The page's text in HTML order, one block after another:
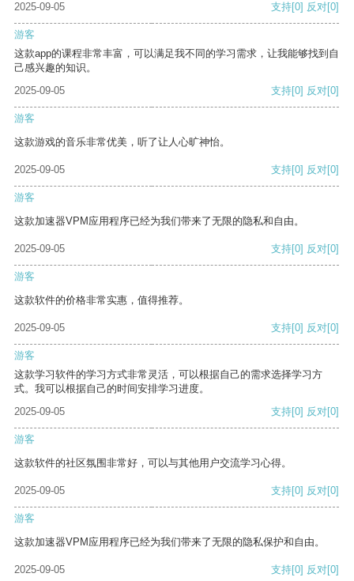
2025-09-05
支持[0] 反对[0]
游客
这款app的课程非常丰富，可以满足我不同的学习需求，让我能够找到自
己感兴趣的知识。
2025-09-05
支持[0] 反对[0]
游客
这款游戏的音乐非常优美，听了让人心旷神怡。
2025-09-05 支持[0] 反对[0]
游客
这款加速器VPM应用程序已经为我们带来了无限的隐私和自由。
2025-09-05 支持[0] 反对[0]
游客
这款软件的价格非常实惠，值得推荐。
2025-09-05 支持[0] 反对[0]
游客
这款学习软件的学习方式非常灵活，可以根据自己的需求选择学习方
式。我可以根据自己的时间安排学习进度。
2025-09-05
支持[0] 反对[0]
游客
这款软件的社区氛围非常好，可以与其他用户交流学习心得。
2025-09-05 支持[0] 反对[0]
游客
这款加速器VPM应用程序已经为我们带来了无限的隐私保护和自由。
2025-09-05 支持[0] 反对[0]